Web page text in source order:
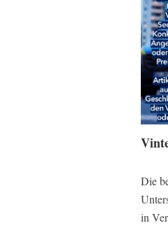
Die
in